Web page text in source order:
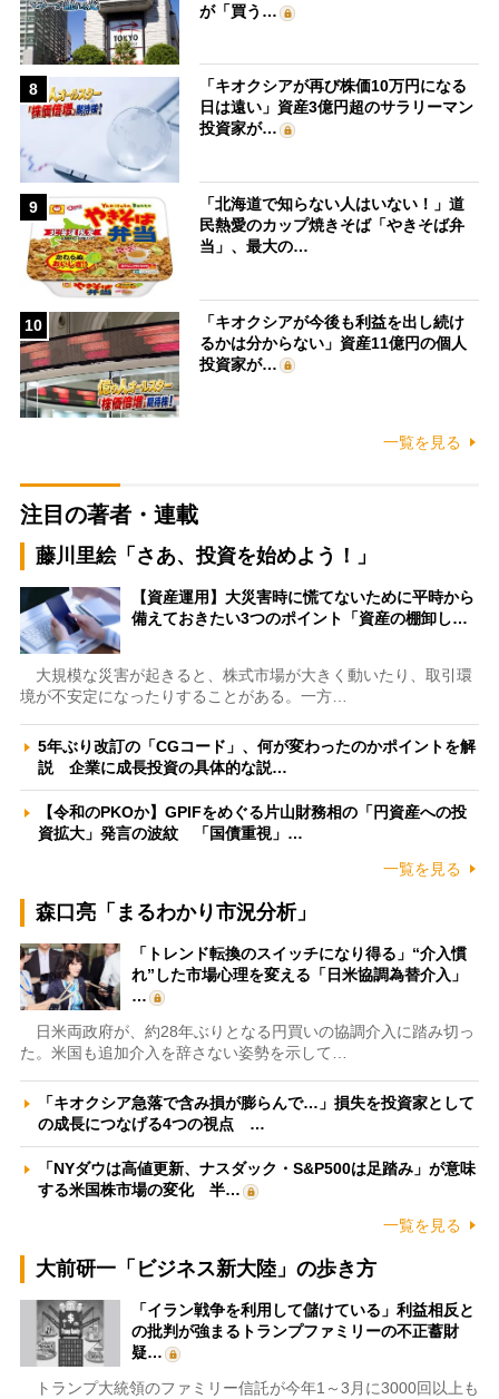
が「買う…
8
「キオクシアが再び株価10万円になる
日は遠い」資産3億円超のサラリーマン
投資家が…
9
「北海道で知らない人はいない！」道
民熱愛のカップ焼きそば「やきそば弁
当」、最大の…
10
「キオクシアが今後も利益を出し続け
るかは分からない」資産11億円の個人
投資家が…
一覧を見る
注目の著者・連載
藤川里絵「さあ、投資を始めよう！」
【資産運用】大災害時に慌てないために平時から
備えておきたい3つのポイント「資産の棚卸し…
大規模な災害が起きると、株式市場が大きく動いたり、取引環
境が不安定になったりすることがある。一方…
5年ぶり改訂の「CGコード」、何が変わったのかポイントを解
説 企業に成長投資の具体的な説…
【令和のPKOか】GPIFをめぐる片山財務相の「円資産への投
資拡大」発言の波紋 「国債重視」…
一覧を見る
森口亮「まるわかり市況分析」
「トレンド転換のスイッチになり得る」“介入慣
れ”した市場心理を変える「日米協調為替介入」
…
日米両政府が、約28年ぶりとなる円買いの協調介入に踏み切っ
た。米国も追加介入を辞さない姿勢を示して…
「キオクシア急落で含み損が膨らんで…」損失を投資家として
の成長につなげる4つの視点 …
「NYダウは高値更新、ナスダック・S&P500は足踏み」が意味
する米国株市場の変化 半…
一覧を見る
大前研一「ビジネス新大陸」の歩き方
「イラン戦争を利用して儲けている」利益相反と
の批判が強まるトランプファミリーの不正蓄財
疑…
トランプ大統領のファミリー信託が今年1～3月に3000回以上も